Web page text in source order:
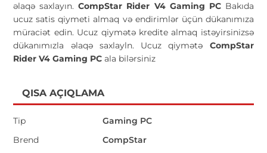
əlaqə saxlayın.CompStar Rider V4 Gaming PC Bakıda
ucuz satis qiymeti almaq və endirimlər üçün dükanımıza
müraciət edin. Ucuz qiymətə kredite almaq istəyirsinizsə
dükanımızla əlaqə saxlayln. Ucuz qiymətə CompStar
Rider V4 Gaming PC ala bilərsiniz
QISA AÇIQLAMA
Tip
Gaming PC
Brend
CompStar